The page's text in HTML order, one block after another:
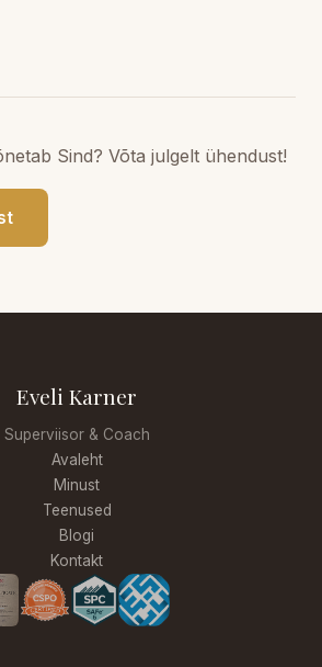
Sind? Võta julgelt ühendust!
Eveli Karner
Superviisor & Coach
Avaleht
Minust
Teenused
Blogi
Kontakt